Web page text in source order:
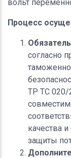
вольт
Процесс
согласно
ТР ТС 020/
качества
защиты